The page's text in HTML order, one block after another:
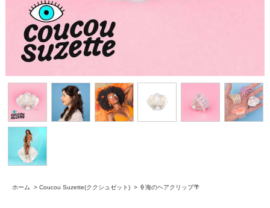
ホーム > Coucou Suzette(ククシュゼット) > 🍦海のヘアクリップ🌴